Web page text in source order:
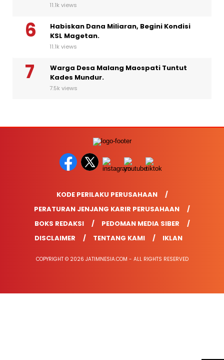
11.1k views
Habiskan Dana Miliaran, Begini Kondisi
KSL Magetan.
11.1k views
Warga Desa Malang Maospati Tuntut
Kades Mundur.
7.5k views
KODE PERILAKU PERUSAHAAN
PERATURAN JENJANG KARIR PERUSAHAAN
BOKS REDAKSI
PEDOMAN MEDIA SIBER
DISCLAIMER
TENTANG KAMI IKLAN
COPYRIGHT © 2026 JATIMNESIA.COM - ALL RIGHTS RESERVED